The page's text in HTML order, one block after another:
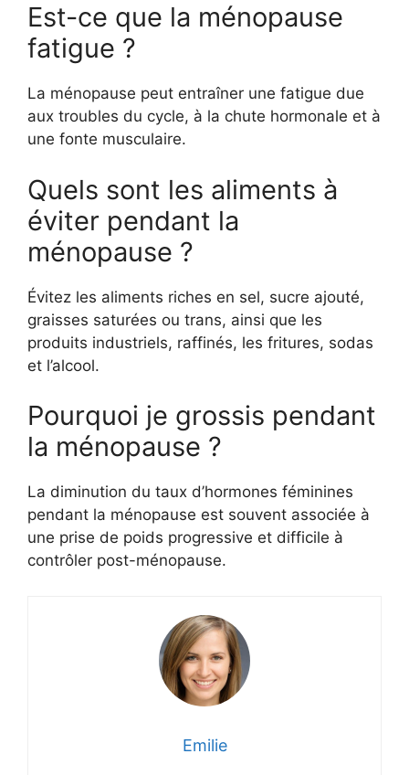
Est-ce que la ménopause
fatigue ?
La ménopause peut entraîner une fatigue due
aux troubles du cycle, à la chute hormonale et à
une fonte musculaire.
Quels sont les aliments à
éviter pendant la
ménopause ?
Évitez les aliments riches en sel, sucre ajouté,
graisses saturées ou trans, ainsi que les
produits industriels, raffinés, les fritures, sodas
et l’alcool.
Pourquoi je grossis pendant
la ménopause ?
La diminution du taux d’hormones féminines
pendant la ménopause est souvent associée à
une prise de poids progressive et difficile à
contrôler post-ménopause.
Emilie